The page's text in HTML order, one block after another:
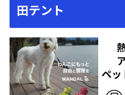
田テント